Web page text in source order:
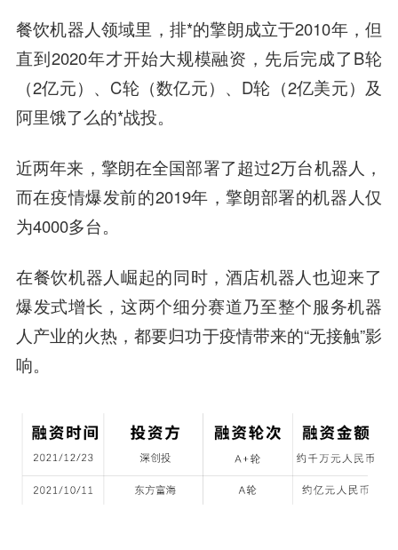
餐饮机器人领域里，排*的擎朗成立于2010年，但
直到2020年才开始大规模融资，先后完成了B轮
（2亿元）、C轮（数亿元）、D轮（2亿美元）及
阿里饿了么的*战投。
近两年来，擎朗在全国部署了超过2万台机器人，
而在疫情爆发前的2019年，擎朗部署的机器人仅
为4000多台。
在餐饮机器人崛起的同时，酒店机器人也迎来了
爆发式增长，这两个细分赛道乃至整个服务机器
人产业的火热，都要归功于疫情带来的“无接触”影
响。